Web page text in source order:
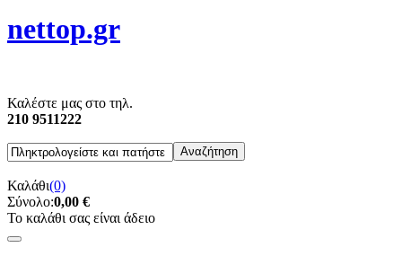
nettop.gr
Καλέστε μας στο τηλ.
210 9511222
Καλάθι(0)
Σύνολο:0,00 €
Το καλάθι σας είναι άδειο